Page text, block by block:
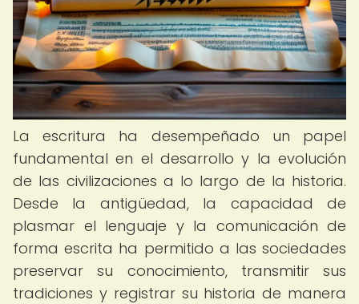
La escritura ha desempeñado un papel
fundamental en el desarrollo y la evolución
de las civilizaciones a lo largo de la historia.
Desde la antigüedad, la capacidad de
plasmar el lenguaje y la comunicación de
forma escrita ha permitido a las sociedades
preservar su conocimiento, transmitir sus
tradiciones y registrar su historia de manera